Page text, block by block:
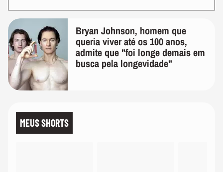
Bryan Johnson, homem que
queria viver até os 100 anos,
admite que "foi longe demais em
busca pela longevidade"
MEUS SHORTS